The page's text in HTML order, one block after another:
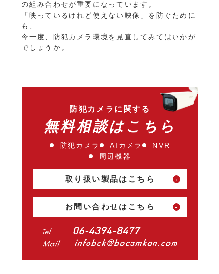
の組み合わせが重要になっています。
「映っているけれど使えない映像」を防ぐために
も、
今一度、防犯カメラ環境を見直してみてはいかが
でしょうか。
防犯カメラに関する
無料相談はこちら
防犯カメラ AIカメラ
NVR
周辺機器
取り扱い製品はこちら
お問い合わせはこちら